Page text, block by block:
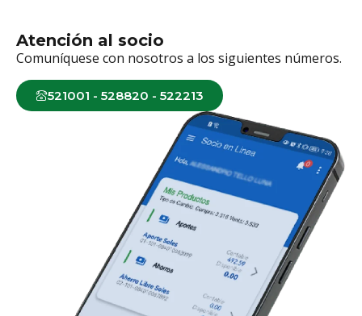
Atención al socio
Comuníquese con nosotros a los siguientes números.
521001 - 528820 - 522213